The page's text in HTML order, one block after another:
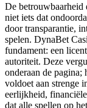
De betrouwbaarheid
niet iets dat
door transparantie,
spelen. DynaBet
fundament: een
autoriteit. Deze
onderaan de pagina;
voldoet aan strenge
eerlijkheid,
dat alle spellen op